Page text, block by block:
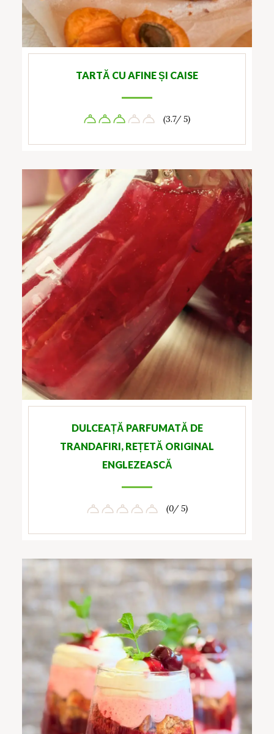
TARTĂ CU AFINE ȘI CAISE
(3.7/ 5)
DULCEAȚĂ PARFUMATĂ DE
TRANDAFIRI, REȚETĂ ORIGINAL
ENGLEZEASCĂ
(0/ 5)